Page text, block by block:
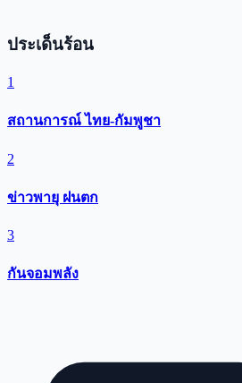
ประเด็นร้อน
1
สถานการณ์ ไทย-กัมพูชา
2
ข่าวพายุ ฝนตก
3
กันจอมพลัง